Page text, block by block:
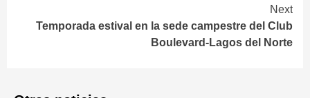
Next
Temporada estival en la sede campestre del Club
Boulevard-Lagos del Norte